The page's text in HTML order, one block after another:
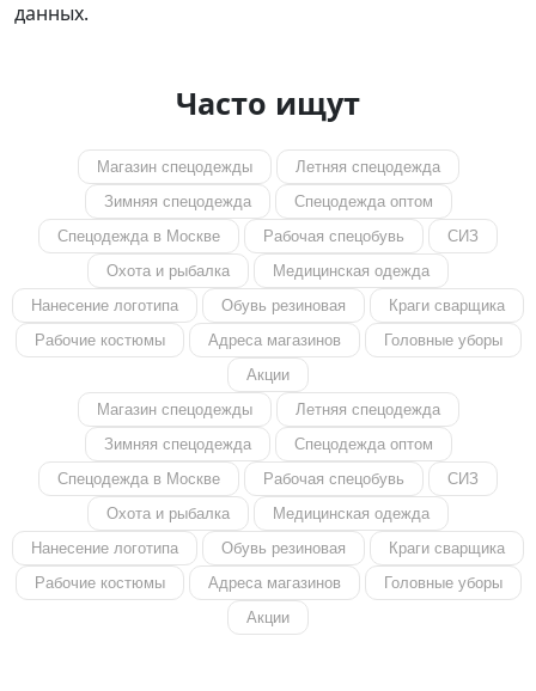
данных.
Часто ищут
Магазин спецодежды
Летняя спецодежда
Зимняя спецодежда
Спецодежда оптом
Спецодежда в Москве
Рабочая спецобувь
СИЗ
Охота и рыбалка
Медицинская одежда
Нанесение логотипа
Обувь резиновая
Краги сварщика
Рабочие костюмы
Адреса магазинов
Головные уборы
Акции
Магазин спецодежды
Летняя спецодежда
Зимняя спецодежда
Спецодежда оптом
Спецодежда в Москве
Рабочая спецобувь
СИЗ
Охота и рыбалка
Медицинская одежда
Нанесение логотипа
Обувь резиновая
Краги сварщика
Рабочие костюмы
Адреса магазинов
Головные уборы
Акции